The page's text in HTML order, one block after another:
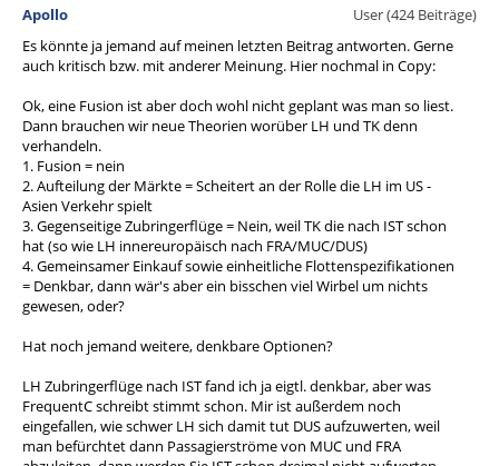
Apollo
User (424 Beiträge)
Es könnte ja jemand auf meinen letzten Beitrag antworten. Gerne
auch kritisch bzw. mit anderer Meinung. Hier nochmal in Copy:
Ok, eine Fusion ist aber doch wohl nicht geplant was man so liest.
Dann brauchen wir neue Theorien worüber LH und TK denn
verhandeln.
1. Fusion = nein
2. Aufteilung der Märkte = Scheitert an der Rolle die LH im US -
Asien Verkehr spielt
3. Gegenseitige Zubringerflüge = Nein, weil TK die nach IST schon
hat (so wie LH innereuropäisch nach FRA/MUC/DUS)
4. Gemeinsamer Einkauf sowie einheitliche Flottenspezifikationen
= Denkbar, dann wär's aber ein bisschen viel Wirbel um nichts
gewesen, oder?
Hat noch jemand weitere, denkbare Optionen?
LH Zubringerflüge nach IST fand ich ja eigtl. denkbar, aber was
FrequentC schreibt stimmt schon. Mir ist außerdem noch
eingefallen, wie schwer LH sich damit tut DUS aufzuwerten, weil
man befürchtet dann Passagierströme von MUC und FRA